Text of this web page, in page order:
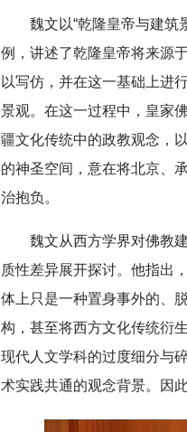
魏文以“乾隆皇帝与建筑
例，讲述了乾隆皇帝将来源
以写仿，并在这一基础上进
景观。在这一过程中，皇家
疆文化传统中的政教观念，
的神圣空间，意在将北京、
治抱负。
魏文从西方学界对佛教
质性差异展开探讨。他指出
体上只是一种置身事外的、
构，甚至将西方文化传统衍
现代人文学科的过度细分与
术实践共通的观念背景。因